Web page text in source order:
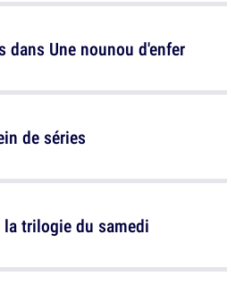
de séries
dans Une nounou d'enfer
trilogie du samedi